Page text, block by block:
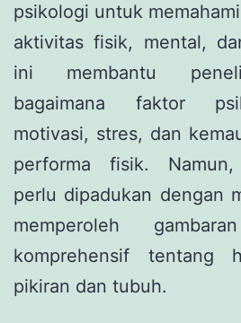
psikologi untuk
aktivitas fisik, mental,
ini membantu
bagaimana faktor
motivasi, stres, dan
performa fisik. Namun,
perlu dipadukan dengan
memperoleh
komprehensif tentang
pikiran dan tubuh.